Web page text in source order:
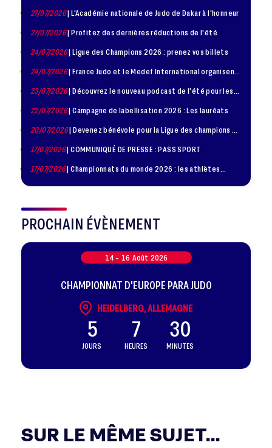
27/07/2026| L'Académie nationale de Judo de Dakar à l'honneur
27/07/2026| Profitez des dernières réductions de l'été
24/07/2026| Ligue des Champions 2026 : prenez vos billets
24/07/2026| France Judo et le Medef International organisent
23/07/2026| Découvrez le nouveau podcast de l'été pour les
22/07/2026| Campagne de labellisation 2026 : Les lauréats
20/07/2026| Devenez bénévole pour la Ligue des champions de
17/07/2026| COMMUNIQUÉ DE PRESSE : PASS SPORT
17/07/2026| Championnats du monde 2026 : les athlètes
PROCHAIN ÉVÈNEMENT
14 - 16 Août 2026
CHAMPIONNAT D'EUROPE PARA JUDO
HEIDELBERG, ALLEMAGNE
5
JOURS
7
HEURES
30
MINUTES
SUR LE MÊME SUJET...